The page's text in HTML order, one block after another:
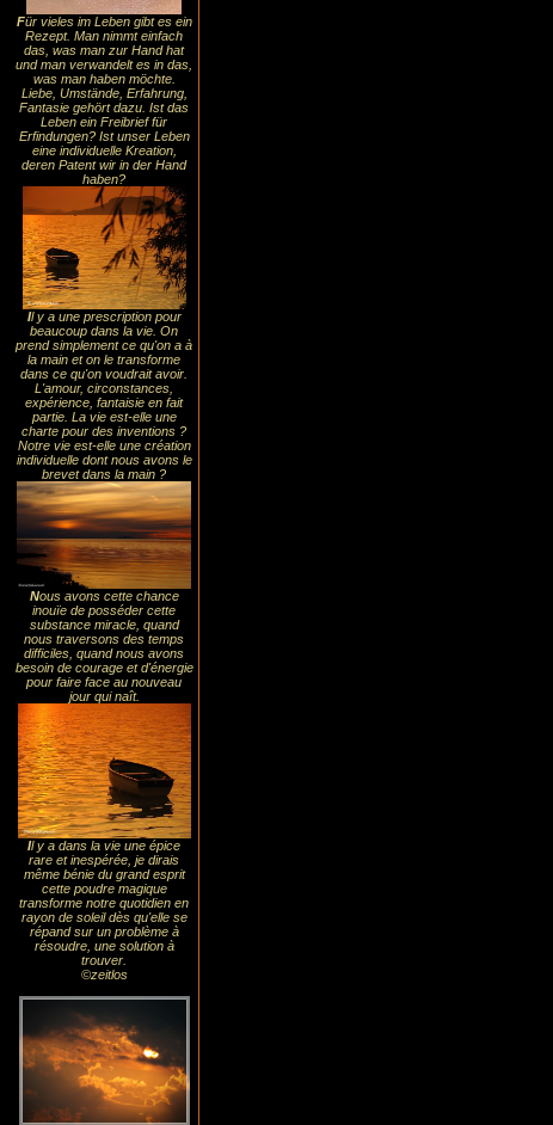
Für vieles im Leben gibt es ein
Rezept. Man nimmt einfach
das, was man zur Hand hat
und man verwandelt es in das,
was man haben möchte.
Liebe, Umstände, Erfahrung,
Fantasie gehört dazu. Ist das
Leben ein Freibrief für
Erfindungen? Ist unser Leben
eine individuelle Kreation,
deren Patent wir in der Hand
haben?
Il y a une prescription pour
beaucoup dans la vie. On
prend simplement ce qu'on a à
la main et on le transforme
dans ce qu'on voudrait avoir.
L'amour, circonstances,
expérience, fantaisie en fait
partie. La vie est-elle une
charte pour des inventions ?
Notre vie est-elle une création
individuelle dont nous avons le
brevet dans la main ?
Nous avons cette chance
inouïe de posséder cette
substance miracle, quand
nous traversons des temps
difficiles, quand nous avons
besoin de courage et d'énergie
pour faire face au nouveau
jour qui naît.
Il y a dans la vie une épice
rare et inespérée, je dirais
même bénie du grand esprit
cette poudre magique
transforme notre quotidien en
rayon de soleil dès qu'elle se
répand sur un problème à
résoudre, une solution à
trouver.
©zeitlos